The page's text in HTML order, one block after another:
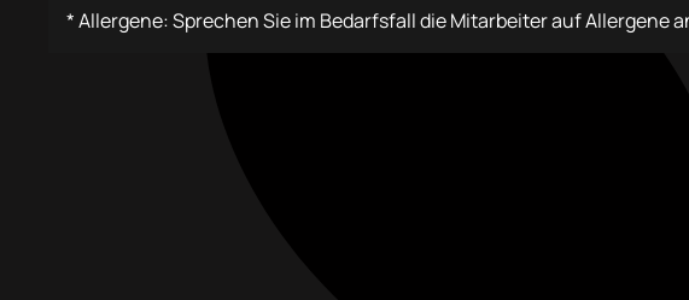
* Allergene: Sprechen Sie im Bedarfsfall die Mitarbeiter auf Allergene